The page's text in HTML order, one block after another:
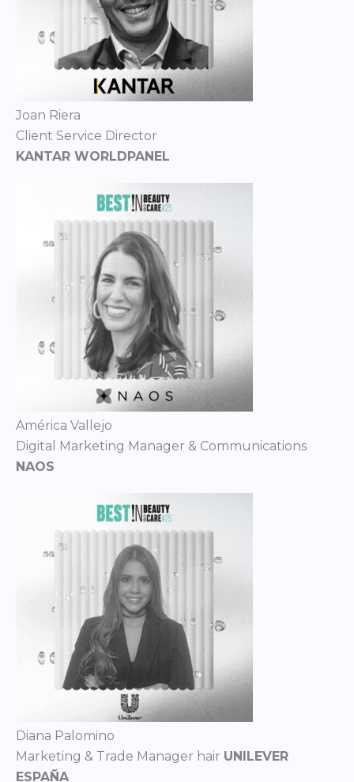
Joan Riera
Client Service Director
KANTAR WORLDPANEL
América Vallejo
Digital Marketing Manager & Communications
NAOS
Diana Palomino
Marketing & Trade Manager hair UNILEVER
ESPAÑA